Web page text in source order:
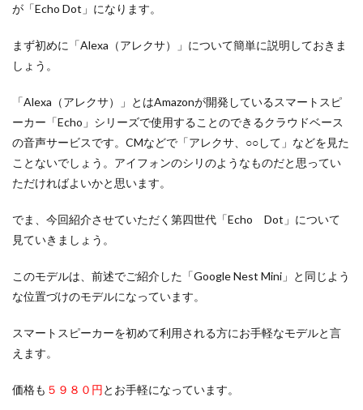
が「Echo Dot」になります。
まず初めに「Alexa（アレクサ）」について簡単に説明しておきま
しょう。
「Alexa（アレクサ）」とはAmazonが開発しているスマートスピ
ーカー「Echo」シリーズで使用することのできるクラウドベース
の音声サービスです。CMなどで「アレクサ、○○して」などを見た
ことないでしょう。アイフォンのシリのようなものだと思ってい
ただければよいかと思います。
でま、今回紹介させていただく第四世代「Echo Dot」について
見ていきましょう。
このモデルは、前述でご紹介した「Google Nest Mini」と同じよう
な位置づけのモデルになっています。
スマートスピーカーを初めて利用される方にお手軽なモデルと言
えます。
価格も ５９８０円とお手軽になっています。